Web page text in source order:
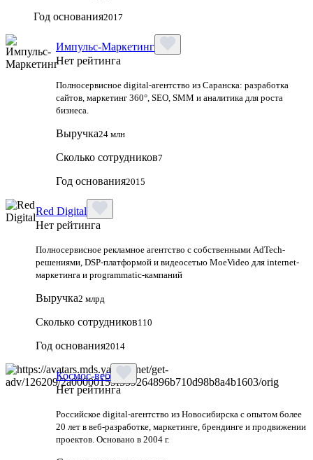
Год основания2017
Импульс-Маркетинг
Нет рейтинга
Полносервисное digital-агентство из Саранска: разработка
сайтов, маркетинг 360°, SEO, SMM и аналитика для роста
бизнеса.
Выручка24 млн
Сколько сотрудников7
Год основания2015
Red Digital
Нет рейтинга
Полносервисное рекламное агентство с собственными AdTech-
решениями, DSP-платформой и видеосетью MoeVideo для internet-
маркетинга и programmatic-кампаний
Выручка2 млрд
Сколько сотрудников110
Год основания2014
Космос-веб
Нет рейтинга
Российское digital-агентство из Новосибирска с опытом более
20 лет в веб-разработке, маркетинге, брендинге и продвижении
проектов. Основано в 2004 г.